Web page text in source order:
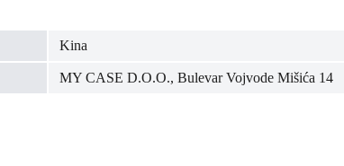
Kina
MY CASE D.O.O., Bulevar Vojvode Mišića 14